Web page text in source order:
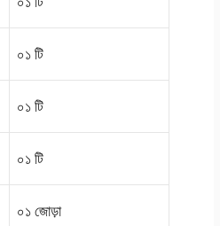
০১ টি
০১ টি
০১ টি
০১ জোড়া